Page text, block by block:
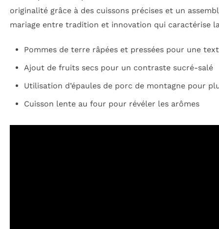
originalité grâce à des cuissons précises et un
mariage entre tradition et innovation qui caractérise la
Pommes de terre râpées et pressées pour une
Ajout de fruits secs pour un contraste sucré-salé
Utilisation d’épaules de porc de montagne pour
Cuisson lente au four pour révéler les arômes